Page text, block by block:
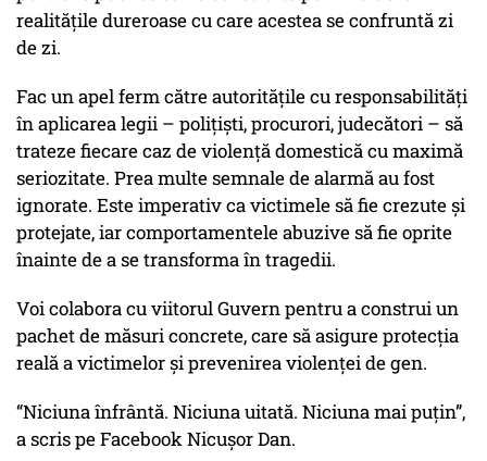
realitățile dureroase cu care acestea se confruntă zi
de zi.
Fac un apel ferm către autoritățile cu responsabilități
în aplicarea legii – polițiști, procurori, judecători – să
trateze fiecare caz de violență domestică cu maximă
seriozitate. Prea multe semnale de alarmă au fost
ignorate. Este imperativ ca victimele să fie crezute și
protejate, iar comportamentele abuzive să fie oprite
înainte de a se transforma în tragedii.
Voi colabora cu viitorul Guvern pentru a construi un
pachet de măsuri concrete, care să asigure protecția
reală a victimelor și prevenirea violenței de gen.
“Niciuna înfrântă. Niciuna uitată. Niciuna mai puțin”,
a scris pe Facebook Nicușor Dan.